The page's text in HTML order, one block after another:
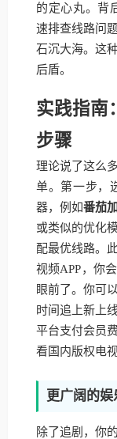
的定心丸。背
速排查线路问
石沉大海。这
后盾。
实践指南
步骤
理论说了这么
单。第一步，
器，例如番茄
或类似的优化
配最优线路。
视频APP，你
眼前了。你可
时间追上新上
平台支付会员
看国内版权电
更广阔的娱
除了追剧，你